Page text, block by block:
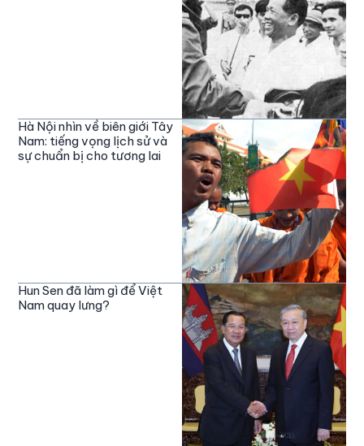
Hà Nội nhìn về biên giới Tây
Nam: tiếng vọng lịch sử và
sự chuẩn bị cho tương lai
Hun Sen đã làm gì để Việt
Nam quay lưng?